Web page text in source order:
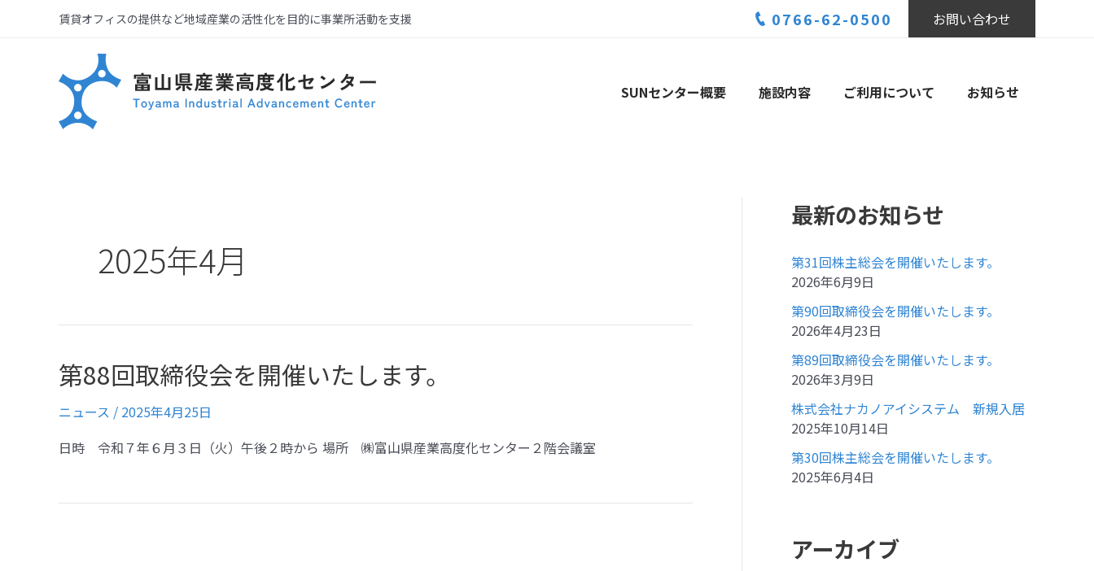
賃貸オフィスの提供など地域産業の活性化を目的に事業所活動を支援 0766-62-0500 お問い合わせ
SUNセンター概要 施設内容 ご利用について お知らせ
2025年4月
第88回取締役会を開催いたします。
ニュース / 2025年4月25日
日時 令和７年６月３日（火）午後２時から 場所 ㈱富山県産業高度化センター２階会議室
最新のお知らせ
第31回株主総会を開催いたします。
2026年6月9日
第90回取締役会を開催いたします。
2026年4月23日
第89回取締役会を開催いたします。
2026年3月9日
株式会社ナカノアイシステム 新規入居
2025年10月14日
第30回株主総会を開催いたします。
2025年6月4日
アーカイブ